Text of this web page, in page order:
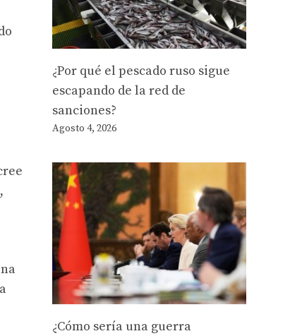
¿Por qué el pescado ruso sigue
escapando de la red de
sanciones?
Agosto 4, 2026
¿Cómo sería una guerra